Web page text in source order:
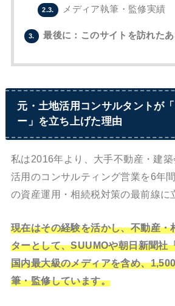
2.3. メディア執筆・監修実績
3. 最後に：このサイトを訪れた
元・土地活用コンサルタントが
ー」を立ち上げた理由
私は2016年より、大手不動産・建
活用のコンサルティング営業を6年
の資産運用・相続税対策の最前線に
現在はその経験を活かし、不動産・
ターとして、SUUMOや朝日新聞社
国内最大級のメディアを含め、
筆・監修しています。